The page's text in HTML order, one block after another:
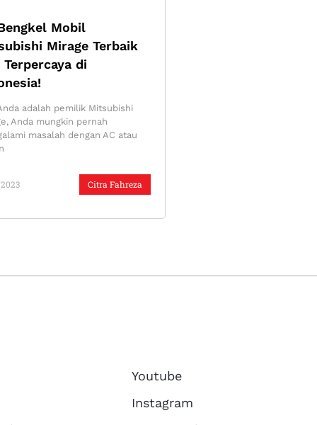
Mobil
Mirage Terbaik
Terpercaya di
Citra Fahreza
adalah pemilik Mitsubishi
Anda mungkin pernah
masalah dengan AC atau
Youtube
Instagram